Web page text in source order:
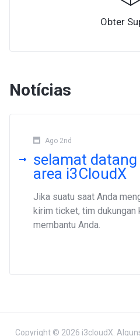
Obter
Notícias
Ago 2nd
selamat
area i3CloudX
Jika suatu saat Anda
kirim ticket, tim
membantu Anda.
Copyright © 2026 i3cloudX.